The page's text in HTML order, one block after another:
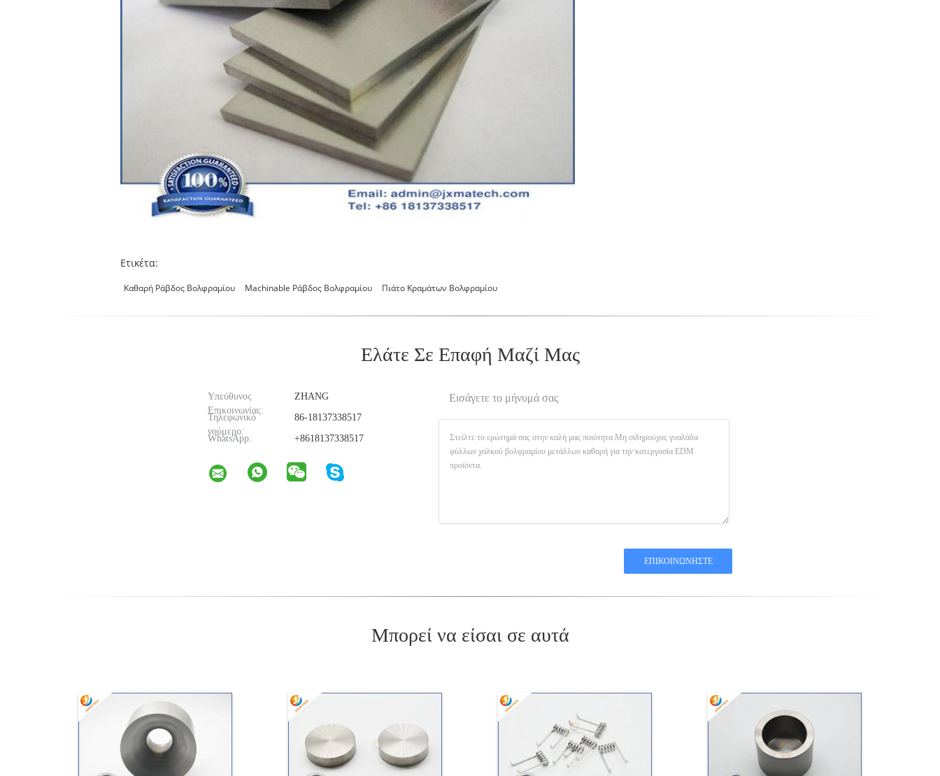
Ετικέτα:
Καθαρή Ράβδος Βολφραμίου Machinable Ράβδος Βολφραμίου Πιάτο Κραμάτων Βολφραμίου
Ελάτε Σε Επαφή Μαζί Μας
Υπεύθυνος
Επικοινωνίας:
ZHANG
Τηλεφωνικό
νούμερο:
86-18137338517
WhatsApp:
+8618137338517
Εισάγετε το μήνυμά σας
Μπορεί να είσαι σε αυτά